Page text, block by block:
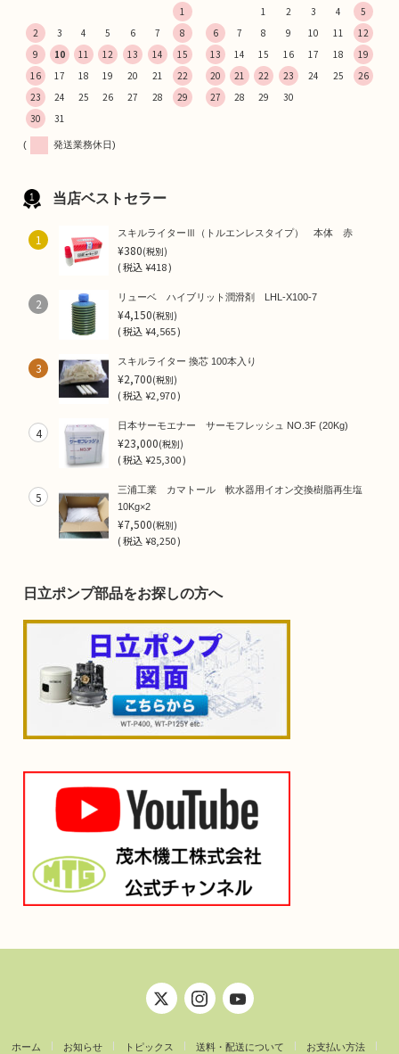
1
2
3 4 5 6 7
8
9
10 11 12 13 14
15
16
17 18 19 20 21
22
23
24 25 26 27 28
29
30
31
1 2 3 4
5
6
7 8 9 10 11
12
13
14 15 16 17 18
19
20
21 22 23 24 25
26
27
28 29 30
( 発送業務休日)
当店ベストセラー
1 スキルライターⅢ（トルエンレスタイプ） 本体 赤
¥380(税別)
(税込¥418 )
2 リューベ ハイブリット潤滑剤 LHL-X100-7
¥4,150(税別)
(税込¥4,565 )
3 スキルライター 換芯 100本入り
¥2,700(税別)
(税込¥2,970 )
4 日本サーモエナー サーモフレッシュ NO.3F (20Kg)
¥23,000(税別)
(税込¥25,300 )
5
三浦工業 カマトール 軟水器用イオン交換樹脂再生塩
10Kg×2
¥7,500(税別)
(税込¥8,250 )
日立ポンプ部品をお探しの方へ
ホーム お知らせ トピックス 送料・配送について お支払い方法